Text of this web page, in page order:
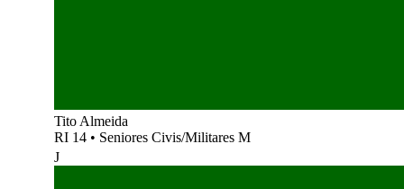
Tito Almeida
RI 14 • Seniores Civis/Militares M
J